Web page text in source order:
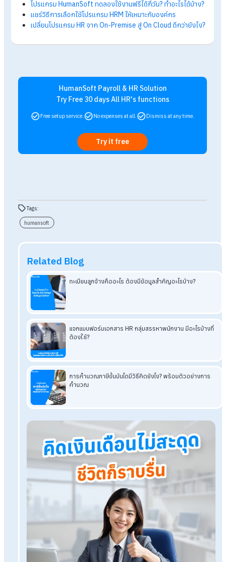
ท้ายที่สุดแล้ว การเลือกใช้ HumanSoft ไม่ได้หมายถึงการซื้อแค่ร
จัดการ HR แต่คือการซื้อ "ความสบายใจ" เพราะเรารู้ว่าเบื้องหลัง
ตัวเลขเงินเดือนคือชีวิตของพนักงาน และเบื้องหลังทุกความสำเร็จ
ขององค์กรคือการสนับสนุนที่ไร้รอยต่อ การมีทีมซัพพอร์ตที่เป็น
FAQ คำถามที่พบบ่อยเกี่ยวกับการบริการ
ตอบ : จริง HumanSoft ให้บริการทุกวันไม่เว้นวันหยุดเสาร์ อาทิตย์
ถาม : ติดต่อ HumanSoft ช่องทางไหนได้บ้าง?
ตอบ : สามารถติดต่อ HumanSoft ได้ที่เบอร์ 1537, Facebook
อ่านบทความที่เกี่ยวข้องเพิ่มเติม
ลูกค้ามีคำถามทุกวัน ทีม Support HumanSoft ตอบคำถามทุ
ทุกคำถามเกี่ยวกับโปรแกรมคำนวณเงินเดือน ทีม Support มี
ตอบ
โปรแกรม HumanSoft ทดลองใช้งานฟรีได้กี่วัน? ทำอะไรได้บ้
แชร์วิธีการเลือกใช้โปรแกรม HRM ให้เหมาะกับองค์กร
เปลี่ยนโปรแกรม HR จาก On-Premise สู่ On Cloud ดีกว่ายัง
HumanSoft Payroll & HR Solution
Try Free 30 daysAll HR's functions
Free setup service. No expenses at all.
Try it free